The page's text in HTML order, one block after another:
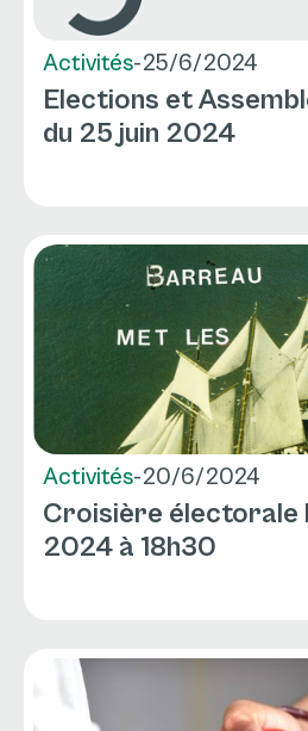
Activités-25/6/2024
Elections et
du 25 juin 2024
Activités-20/6/2024
Croisière électorale
2024 à 18h30